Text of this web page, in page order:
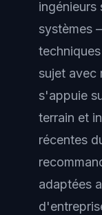
ingénieurs
systèmes
sujet avec
s'appuie
terrain et
récentes
adaptées